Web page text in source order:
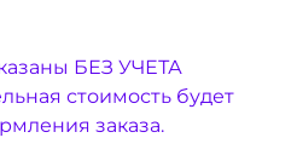
БЕЗ УЧЕТА
стоимость будет
заказа.